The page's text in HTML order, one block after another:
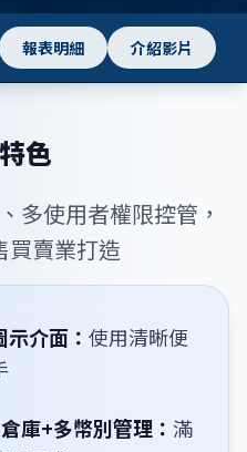
報表明細 介紹影片
色
多使用者權限控管，
買賣業打造
介面： 使用清晰便
庫+多幣別管理： 滿